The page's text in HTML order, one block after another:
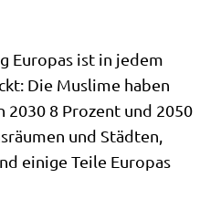
Euro­pas ist in jedem
Die Mus­li­me haben
2030 8 Pro­zent und 2050
und Städ­ten,
eini­ge Tei­le Euro­pas